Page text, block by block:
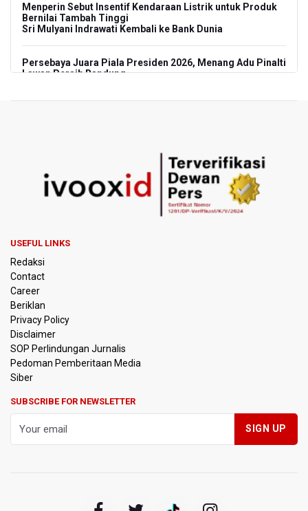
Menperin Sebut Insentif Kendaraan Listrik untuk Produk
Bernilai Tambah Tinggi
Sri Mulyani Indrawati Kembali ke Bank Dunia
Persebaya Juara Piala Presiden 2026, Menang Adu Pinalti
Lawan Persib Bandung
KKI Sebut Ada 10 Nakes Diduga Beri Komentar Nirempati
pada Unggahan Pasien BPJS Kesehatan
Libya
Polisi Selidiki Temuan Senjata Api di Yayasan Sekolah
995 Senjata Api Ditemukan di Sekolah Swasta di Pondok
Pinang, Jakarta Selatan
Pemerintah Gelar Operasi Modifikasi Cuaca Percepat
Pemadaman Karhutla Gunung Bromo
Kemenkeu Ambil Alih 60 Persen Saham KCIC
USEFUL LINKS
Redaksi
Contact
Career
Beriklan
Privacy Policy
Disclaimer
SOP Perlindungan Jurnalis
Pedoman Pemberitaan Media
Siber
SUBSCRIBE FOR NEWSLETTER